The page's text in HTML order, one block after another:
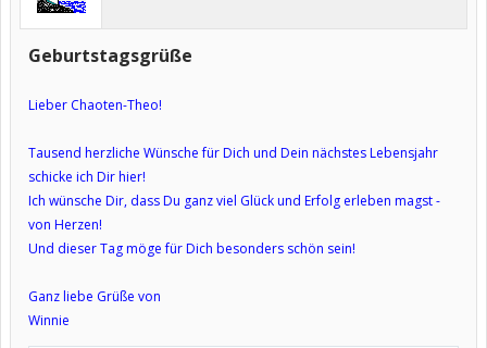
Geburtstagsgrüße
Lieber Chaoten-Theo!
Tausend herzliche Wünsche für Dich und Dein nächstes Lebensjahr
schicke ich Dir hier!
Ich wünsche Dir, dass Du ganz viel Glück und Erfolg erleben magst -
von Herzen!
Und dieser Tag möge für Dich besonders schön sein!
Ganz liebe Grüße von
Winnie